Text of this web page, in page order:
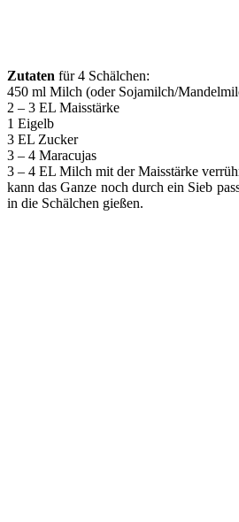
Zutaten für 4 Schälchen:
450 ml Milch (oder Sojamilch/
2 – 3 EL Maisstärke
1 Eigelb
3 EL Zucker
3 – 4 Maracujas
3 – 4 EL Milch mit der Maisstärke
kann das Ganze noch durch ein Sieb
in die Schälchen gießen.